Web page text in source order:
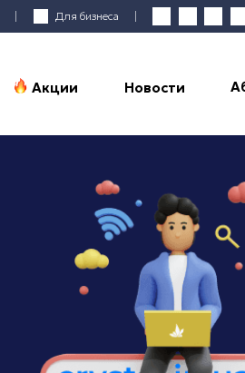
Для бизнеса
Акции Новости